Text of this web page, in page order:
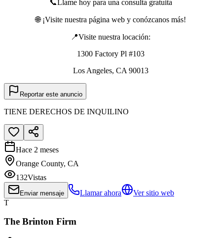
📞Llame hoy para una consulta gratuita
🌐 ¡Visite nuestra página web y conózcanos más!
📍Visite nuestra locación:
1300 Factory Pl #103
Los Angeles, CA 90013
Reportar este anuncio
TIENE DERECHOS DE INQUILINO
Hace 2 meses
Orange County, CA
132Vistas
Enviar mensaje Llamar ahora
Ver sitio web
T
The Brinton Firm